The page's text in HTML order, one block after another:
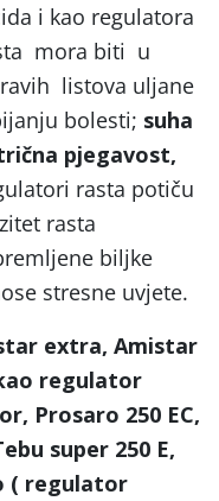
i kao regulatora
mora biti u
listova uljane
bolesti; suha
pjegavost,
rasta potiču
rasta
biljke
stresne uvjete.
extra, Amistar
regulator
Prosaro 250 EC,
super 250 E,
( regulator